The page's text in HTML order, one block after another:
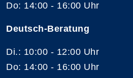
Do: 14:00 - 16:00 Uhr
Deutsch-Beratung
Di.: 10:00 - 12:00 Uhr
Do: 14:00 - 16:00 Uhr